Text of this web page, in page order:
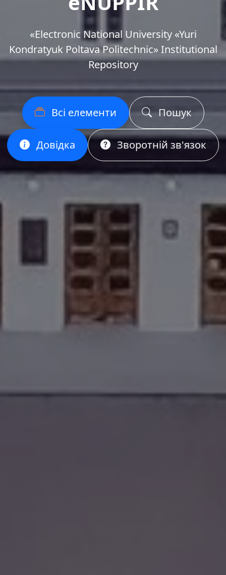
«Еlectronic National University «Yuri
Kondratyuk Poltava Politechnic» Institutional
Repository
Всі елементи Пошук
Довідка Зворотній зв'язок